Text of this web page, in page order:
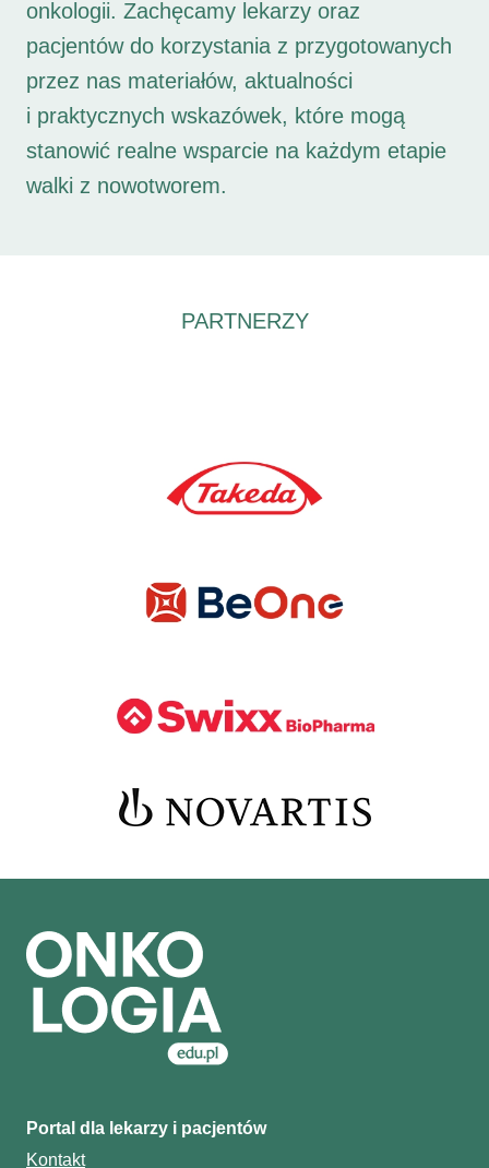
onkologii. Zachęcamy lekarzy oraz
pacjentów do korzystania z przygotowanych
przez nas materiałów, aktualności
i praktycznych wskazówek, które mogą
stanowić realne wsparcie na każdym etapie
walki z nowotworem.
PARTNERZY
Portal dla lekarzy i pacjentów
Kontakt